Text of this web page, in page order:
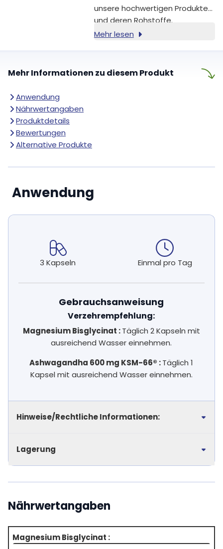
unsere hochwertigen Produkte
und deren Rohstoffe.
Mehr lesen
Mehr Informationen zu diesem Produkt
Anwendung
Nährwertangaben
Produktdetails
Bewertungen
Alternative Produkte
Anwendung
3 Kapseln Einmal pro Tag
Gebrauchsanweisung
Verzehrempfehlung:
Magnesium Bisglycinat :Täglich 2 Kapseln mit
ausreichend Wasser einnehmen.
Ashwagandha 600 mg KSM-66® :Täglich 1
Kapsel mit ausreichend Wasser einnehmen.
Hinweise/Rechtliche Informationen:
Lagerung
Nährwertangaben
Magnesium Bisglycinat :